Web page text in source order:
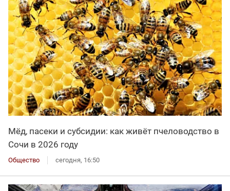
Мёд, пасеки и субсидии: как живёт пчеловодство в
Сочи в 2026 году
Общество сегодня, 16:50